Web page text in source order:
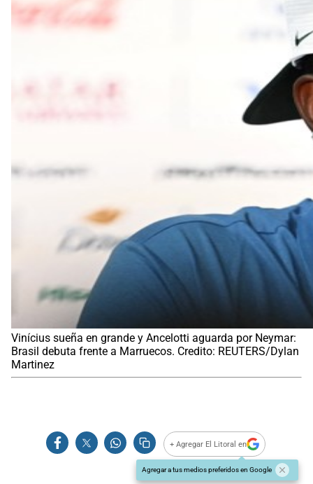
Vinícius sueña en grande y Ancelotti aguarda por Neymar:
Brasil debuta frente a Marruecos. Credito: REUTERS/Dylan
Martinez
+ Agregar El Litoral en
Agregar a tus medios preferidos en Google